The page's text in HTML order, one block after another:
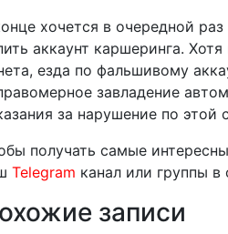
хочется в очередной
аккаунт каршеринга.
езда по фальшивому
завладение
за нарушение по
получать самые
Telegram канал или группы в
записи